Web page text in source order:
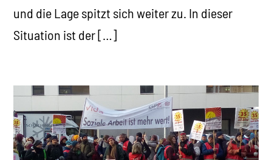
und die Lage spitzt sich weiter zu. In dieser
Situation ist der […]